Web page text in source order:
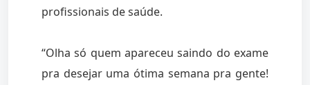
profissionais de saúde.
“Olha só quem apareceu saindo do exame
pra desejar uma ótima semana pra gente!